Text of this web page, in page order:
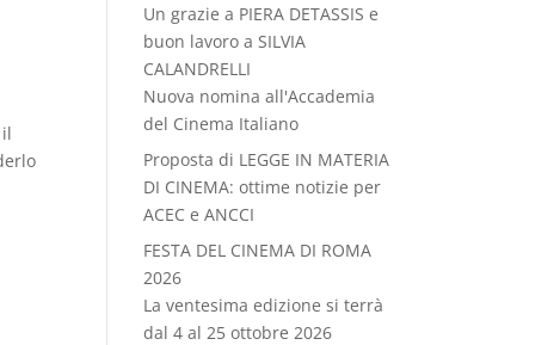
Un grazie a PIERA DETASSIS e
buon lavoro a SILVIA
CALANDRELLI
Nuova nomina all'Accademia
del Cinema Italiano
Proposta di LEGGE IN MATERIA
DI CINEMA: ottime notizie per
ACEC e ANCCI
FESTA DEL CINEMA DI ROMA
2026
La ventesima edizione si terrà
dal 4 al 25 ottobre 2026